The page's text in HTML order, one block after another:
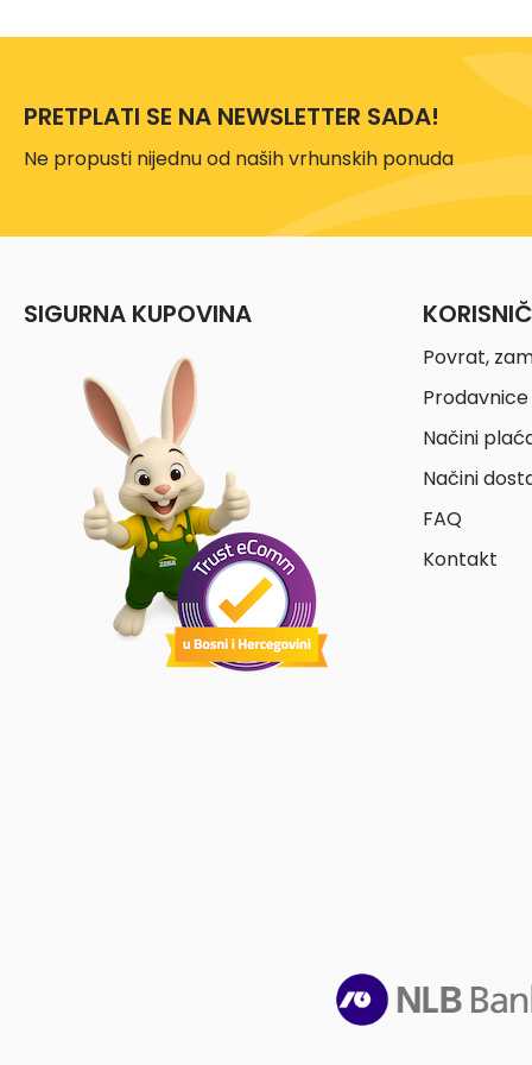
PRETPLATI SE NA NEWSLETTER SADA!
Ne propusti nijednu od naših vrhunskih ponuda
SIGURNA KUPOVINA
Povrat,
Načini
Načini
FAQ
Kontakt